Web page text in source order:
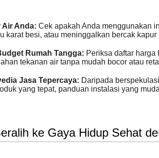
Air Anda: Cek apakah Anda menggunakan
karat besi, atau meninggalkan bercak
Rumah Tangga: Periksa daftar
tekanan air tanpa mudah bocor atau
Jasa Tepercaya: Daripada
yang tepat, panduan instalasi yang
ke Gaya Hidup Sehat